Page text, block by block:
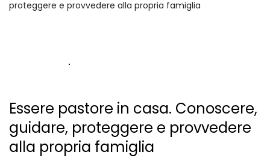
proteggere e provvedere alla propria famiglia
Essere pastore in casa. Conoscere,
guidare, proteggere e provvedere
alla propria famiglia